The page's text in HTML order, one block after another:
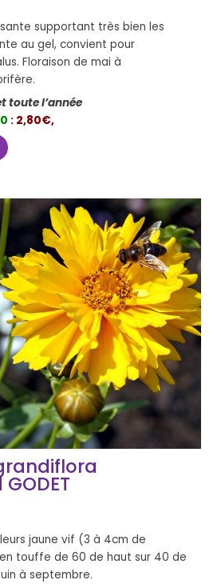
supportant très bien les
au gel, convient pour
Floraison de mai à
toute l’année
: 2,80€,
jaune vif (3 à 4cm de
touffe de 60 de haut sur 40 de
à septembre.